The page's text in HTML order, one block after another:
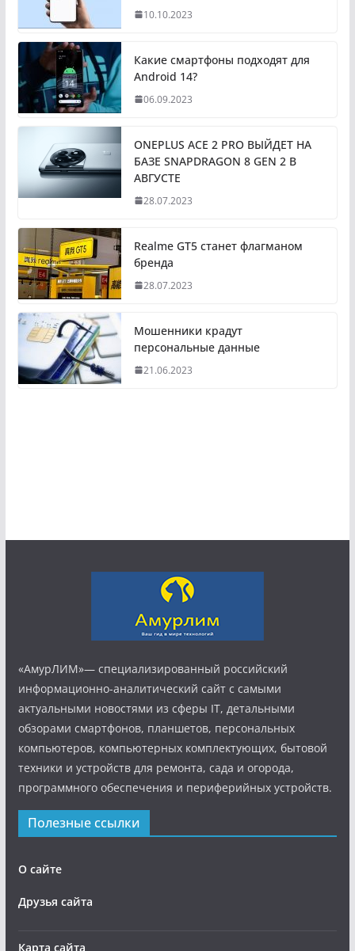
10.10.2023
Какие смартфоны подходят для
Android 14?
06.09.2023
ONEPLUS ACE 2 PRO ВЫЙДЕТ НА
БАЗЕ SNAPDRAGON 8 GEN 2 В
АВГУСТЕ
28.07.2023
Realme GT5 станет флагманом
бренда
28.07.2023
Мошенники крадут
персональные данные
21.06.2023
«АмурЛИМ»— специализированный российский
информационно-аналитический сайт с самыми
актуальными новостями из сферы IT, детальными
обзорами смартфонов, планшетов, персональных
компьютеров, компьютерных комплектующих, бытовой
техники и устройств для ремонта, сада и огорода,
программного обеспечения и периферийных устройств.
Полезные ссылки
О сайте
Друзья сайта
Карта сайта